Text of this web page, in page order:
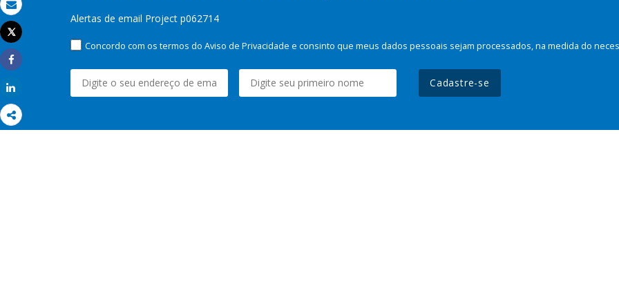
Email
Imprimir
Tweet
Share
Alertas de email Project p062714
Concordo com os termos do Aviso de Privacidade e consinto que meus dados pessoais sejam processados, na medida do
Cadastre-se